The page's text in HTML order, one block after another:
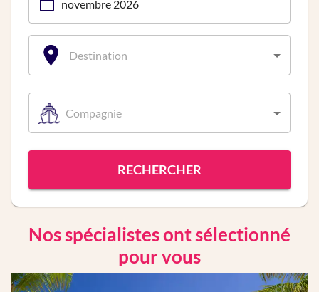
Destination
Compagnie
RECHERCHER
Nos spécialistes ont sélectionné
pour vous